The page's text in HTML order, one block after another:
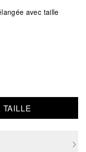
avec taille